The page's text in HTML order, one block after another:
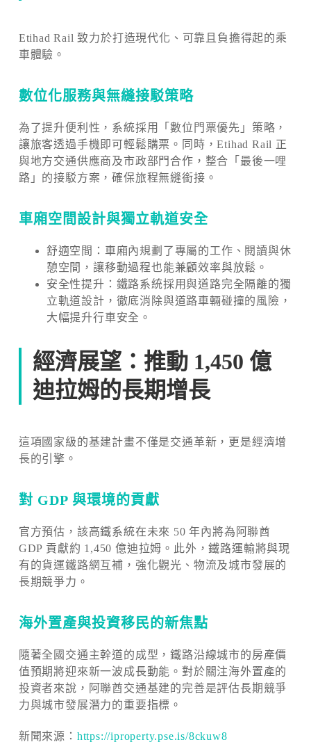
Etihad Rail 致力於打造現代化、可靠且負擔得起的乘
車體驗。
數位化服務與無縫接駁策略
為了提升便利性，系統採用「數位門票優先」策略，
讓旅客透過手機即可輕鬆購票。同時，Etihad Rail 正
與地方交通供應商及市政部門合作，整合「最後一哩
路」的接駁方案，確保旅程無縫銜接。
車廂空間設計與獨立軌道安全
舒適空間：車廂內規劃了專屬的工作、閱讀與休
憩空間，讓移動過程也能兼顧效率與放鬆。
安全性提升：鐵路系統採用與道路完全隔離的獨
立軌道設計，徹底消除與道路車輛碰撞的風險，
大幅提升行車安全。
經濟展望：推動 1,450 億
迪拉姆的長期增長
這項國家級的基建計畫不僅是交通革新，更是經濟增
長的引擎。
對 GDP 與環境的貢獻
官方預估，該高鐵系統在未來 50 年內將為阿聯酋
GDP 貢獻約 1,450 億迪拉姆。此外，鐵路運輸將與現
有的貨運鐵路網互補，強化觀光、物流及城市發展的
長期競爭力。
海外置產與投資移民的新焦點
隨著全國交通主幹道的成型，鐵路沿線城市的房產價
值預期將迎來新一波成長動能。對於關注海外置產的
投資者來說，阿聯酋交通基建的完善是評估長期競爭
力與城市發展潛力的重要指標。
新聞來源： https://iproperty.pse.is/8ckuw8